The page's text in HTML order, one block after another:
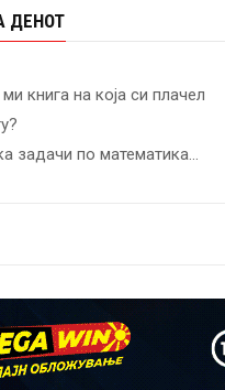
ДЕНОТ
книга на која си плачел
задачи по математика…